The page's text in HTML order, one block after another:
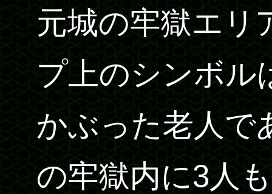
元城の牢獄エリ
プ上のシンボル
かぶった老人で
の牢獄内に3人